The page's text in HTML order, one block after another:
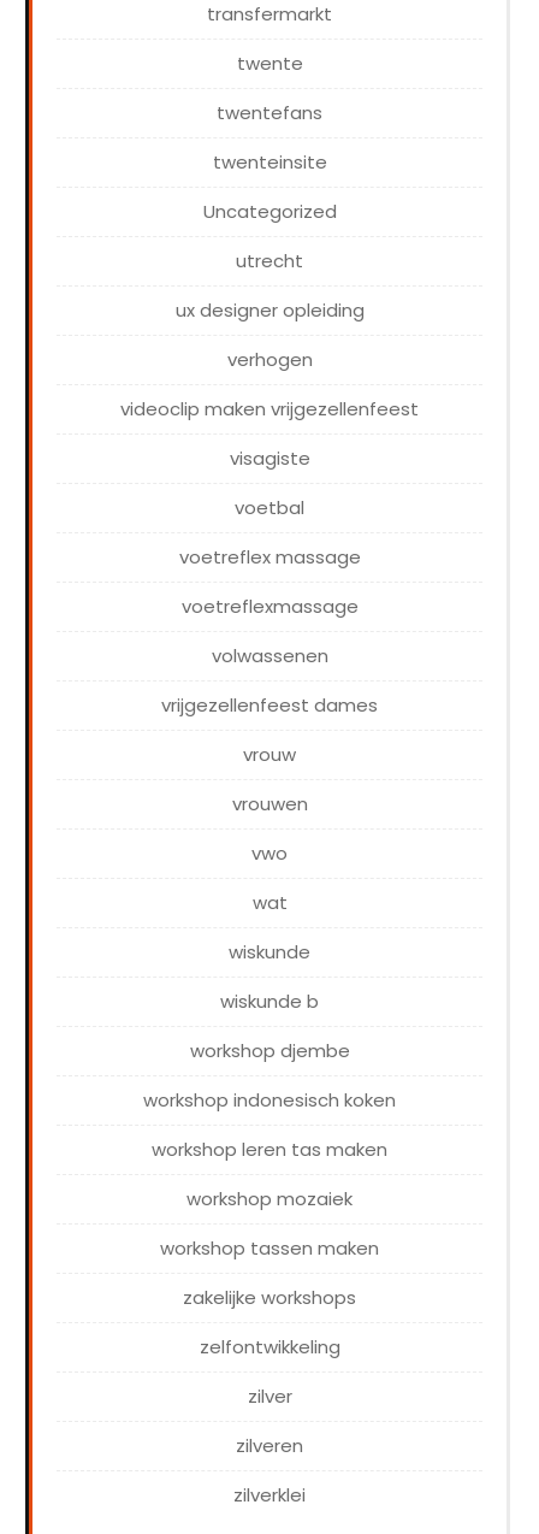
transfermarkt
twente
twentefans
twenteinsite
Uncategorized
utrecht
ux designer opleiding
verhogen
videoclip maken vrijgezellenfeest
visagiste
voetbal
voetreflex massage
voetreflexmassage
volwassenen
vrijgezellenfeest dames
vrouw
vrouwen
vwo
wat
wiskunde
wiskunde b
workshop djembe
workshop indonesisch koken
workshop leren tas maken
workshop mozaiek
workshop tassen maken
zakelijke workshops
zelfontwikkeling
zilver
zilveren
zilverklei